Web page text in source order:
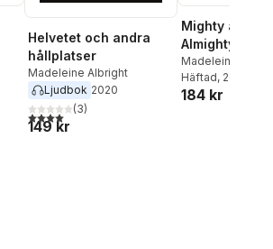
Helvetet och andra
hållplatser
Madeleine Albright
Ljudbok 2020
4,0utav 5 stjärnor. Totalt antal röster:
(3)
149 kr
Mighty and
Almighty
Madeleine
Häftad, 2012
184 kr